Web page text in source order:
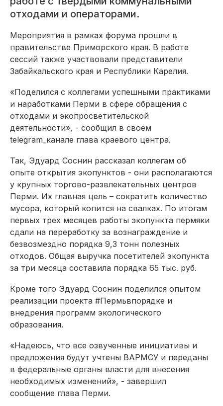
отходами и операторами.
Мероприятия в рамках форума прошли в
правительстве Приморского края. В работе
сессий также участвовали представители
Забайкальского края и Республики Карелия.
«Поделился с коллегами успешными практиками
и наработками Перми в сфере обращения с
отходами и экопросветительской
деятельности», - сообщил в своем
telegram_канале глава краевого центра.
Так, Эдуард Соснин рассказал коллегам об
опыте открытия экопунктов - они располагаются
у крупных торгово-развлекательных центров
Перми. Их главная цель – сократить количество
мусора, который копится на свалках. По итогам
первых трех месяцев работы экопункта пермяки
сдали на переработку за вознаграждение и
безвозмездно порядка 9,3 тонн полезных
отходов. Общая выручка посетителей экопункта
за три месяца составила порядка 65 тыс. руб.
Кроме того Эдуард Соснин поделился опытом
реализации проекта #Пермьвпорядке и
внедрения программ экологического
образования.
«Надеюсь, что все озвученные инициативы и
предложения будут учтены ВАРМСУ и переданы
в федеральные органы власти для внесения
необходимых изменений», - завершил
сообщение глава Перми.